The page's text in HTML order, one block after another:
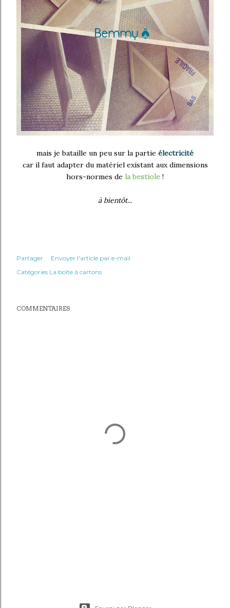
mais je bataille un peu sur la partie électricité
car il faut adapter du matériel existant aux dimensions
hors-normes de la bestiole !
à bientôt...
Partager
Envoyer l'article par e-mail
Catégories La boîte à cartons
COMMENTAIRES